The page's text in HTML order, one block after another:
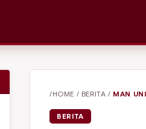
/HOME / BERITA / MAN
BERITA